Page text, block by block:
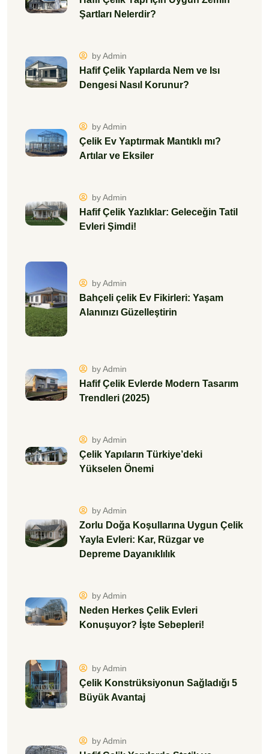
Şartları Nelerdir?
by Admin
Hafif Çelik Yapılarda Nem ve Isı
Dengesi Nasıl Korunur?
by Admin
Çelik Ev Yaptırmak Mantıklı mı?
Artılar ve Eksiler
by Admin
Hafif Çelik Yazlıklar: Geleceğin Tatil
Evleri Şimdi!
by Admin
Bahçeli çelik Ev Fikirleri: Yaşam
Alanınızı Güzelleştirin
by Admin
Hafif Çelik Evlerde Modern Tasarım
Trendleri (2025)
by Admin
Çelik Yapıların Türkiye’deki
Yükselen Önemi
by Admin
Zorlu Doğa Koşullarına Uygun Çelik
Yayla Evleri: Kar, Rüzgar ve
Depreme Dayanıklılık
by Admin
Neden Herkes Çelik Evleri
Konuşuyor? İşte Sebepleri!
by Admin
Çelik Konstrüksiyonun Sağladığı 5
Büyük Avantaj
by Admin